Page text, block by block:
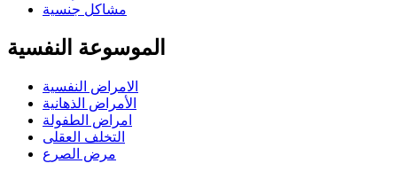
مشاكل جنسية
الموسوعة النفسية
الامراض النفسية
الأمراض الذهانية
امراض الطفولة
التخلف العقلى
مرض الصرع